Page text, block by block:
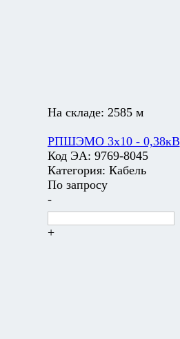
На складе: 2585 м
РПШЭМО 3х10 - 0,38кВ
Код ЭА: 9769-8045
Категория: Кабель
По запросу
-
+